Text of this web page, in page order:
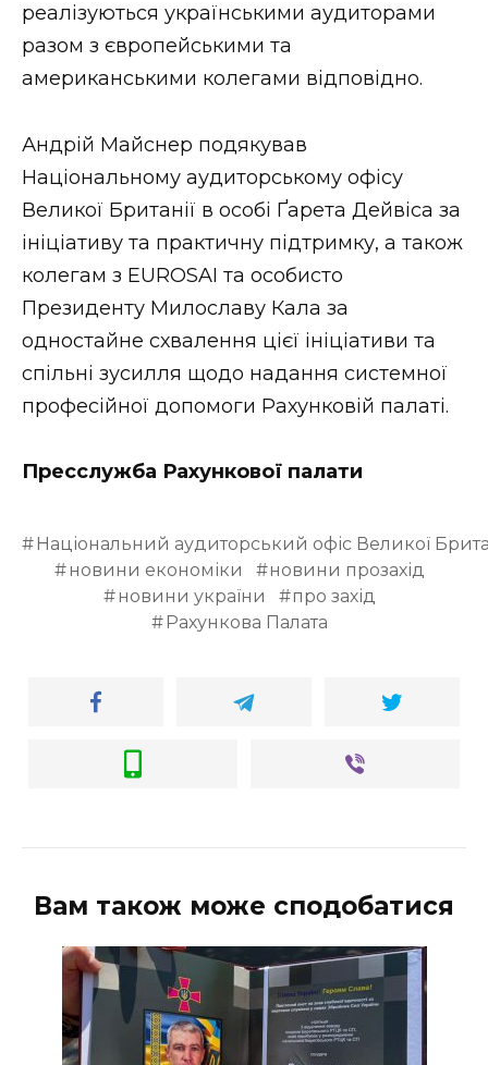
реалізуються українськими аудиторами
разом з європейськими та
американськими колегами відповідно.
Андрій Майснер подякував
Національному аудиторському офісу
Великої Британії в особі Ґарета Дейвіса за
ініціативу та практичну підтримку, а також
колегам з EUROSAI та особисто
Президенту Милославу Кала за
одностайне схвалення цієї ініціативи та
спільні зусилля щодо надання системної
професійної допомоги Рахунковій палаті.
Пресслужба Рахункової палати
Національний аудиторський офіс Великої
новини економіки
новини прозахід
новини україни
про захід
Рахункова Палата
Вам також може сподобатися